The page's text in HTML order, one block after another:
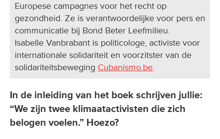
Europese campagnes voor het recht op
gezondheid. Ze is verantwoordelijke voor pers en
communicatie bij Bond Beter Leefmilieu.
Isabelle Vanbrabant is politicologe, activiste voor
internationale solidariteit en voorzitster van de
solidariteitsbeweging Cubanismo.be.
In de inleiding van het boek schrijven jullie:
“We zijn twee klimaatactivisten die zich
belogen voelen.” Hoezo?